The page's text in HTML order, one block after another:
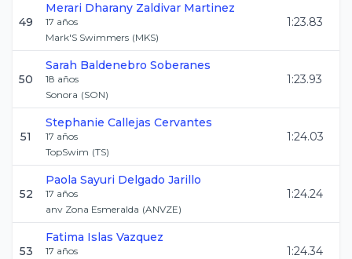
49
Merari Dharany Zaldivar Martinez
17 años
Mark'S Swimmers (MKS)
1:23.83
50
Sarah Baldenebro Soberanes
18 años
Sonora (SON)
1:23.93
51
Stephanie Callejas Cervantes
17 años
TopSwim (TS)
1:24.03
52
Paola Sayuri Delgado Jarillo
17 años
anv Zona Esmeralda (ANVZE)
1:24.24
53
Fatima Islas Vazquez
17 años
1:24.34